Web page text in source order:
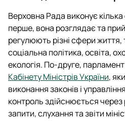
Верховна Рада виконує
перше, вона розглядає та
регулюють різні сфери життя,
соціальна політика, освіта,
екологія. По-друге,
Кабінету Міністрів України,
виконання законів і
контроль здійснюється через
запити, слухання та звіти